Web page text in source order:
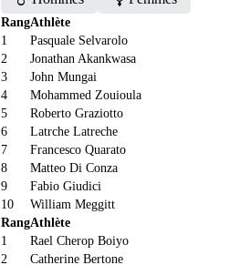
RangAthlète
1
Pasquale Selvarolo
2
Jonathan Akankwasa
3
John Mungai
4
Mohammed Zouioula
5
Roberto Graziotto
6
Latrche Latreche
7
Francesco Quarato
8
Matteo Di Conza
9
Fabio Giudici
10
William Meggitt
RangAthlète
1
Rael Cherop Boiyo
2
Catherine Bertone